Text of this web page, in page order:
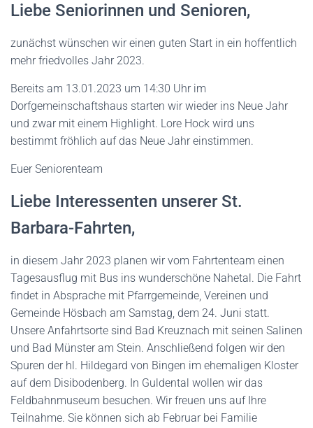
Liebe Seniorinnen und Senioren,
zunächst wünschen wir einen guten Start in ein hoffentlich
mehr friedvolles Jahr 2023.
Bereits am 13.01.2023 um 14:30 Uhr im
Dorfgemeinschaftshaus starten wir wieder ins Neue Jahr
und zwar mit einem Highlight. Lore Hock wird uns
bestimmt fröhlich auf das Neue Jahr einstimmen.
Euer Seniorenteam
Liebe Interessenten unserer St.
Barbara-Fahrten,
in diesem Jahr 2023 planen wir vom Fahrtenteam einen
Tagesausflug mit Bus ins wunderschöne Nahetal. Die Fahrt
findet in Absprache mit Pfarrgemeinde, Vereinen und
Gemeinde Hösbach am Samstag, dem 24. Juni statt.
Unsere Anfahrtsorte sind Bad Kreuznach mit seinen Salinen
und Bad Münster am Stein. Anschließend folgen wir den
Spuren der hl. Hildegard von Bingen im ehemaligen Kloster
auf dem Disibodenberg. In Guldental wollen wir das
Feldbahnmuseum besuchen. Wir freuen uns auf Ihre
Teilnahme. Sie können sich ab Februar bei Familie